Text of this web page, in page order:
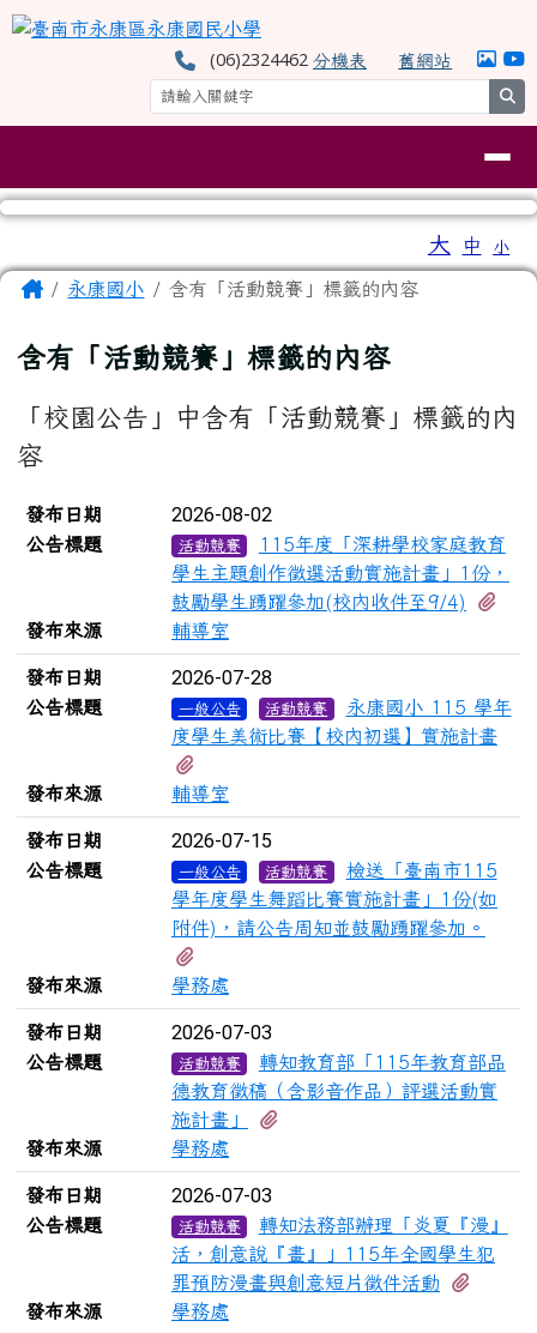
跳至主內容區
臺南市永康區永康國民小學
(06)2324462分機表 舊網站
⏸
大 中 小
主內容區域
Home永康國小 含有「活動競賽」標籤的內容
含有「活動競賽」標籤的內容
「校園公告」中含有「活動競賽」標籤的內
容
新聞列表
發布日期 2026-08-02
公告標題 活動競賽
115年度「深耕學校家庭教育
學生主題創作徵選活動實施計畫」1份，
鼓勵學生踴躍參加(校內收件至9/4)
發布來源
輔導室
發布日期 2026-07-28
公告標題 一般公告 活動競賽
永康國小 115 學年
度學生美術比賽【校內初選】實施計畫
發布來源
輔導室
發布日期 2026-07-15
公告標題 一般公告 活動競賽
檢送「臺南市115
學年度學生舞蹈比賽實施計畫」1份(如
附件)，請公告周知並鼓勵踴躍參加。
發布來源
學務處
發布日期 2026-07-03
公告標題 活動競賽
轉知教育部「115年教育部品
德教育徵稿（含影音作品）評選活動實
施計畫」
發布來源
學務處
發布日期 2026-07-03
公告標題 活動競賽
轉知法務部辦理「炎夏『漫』
活，創意說『畫』」115年全國學生犯
罪預防漫畫與創意短片徵件活動
發布來源
學務處
頁尾區域